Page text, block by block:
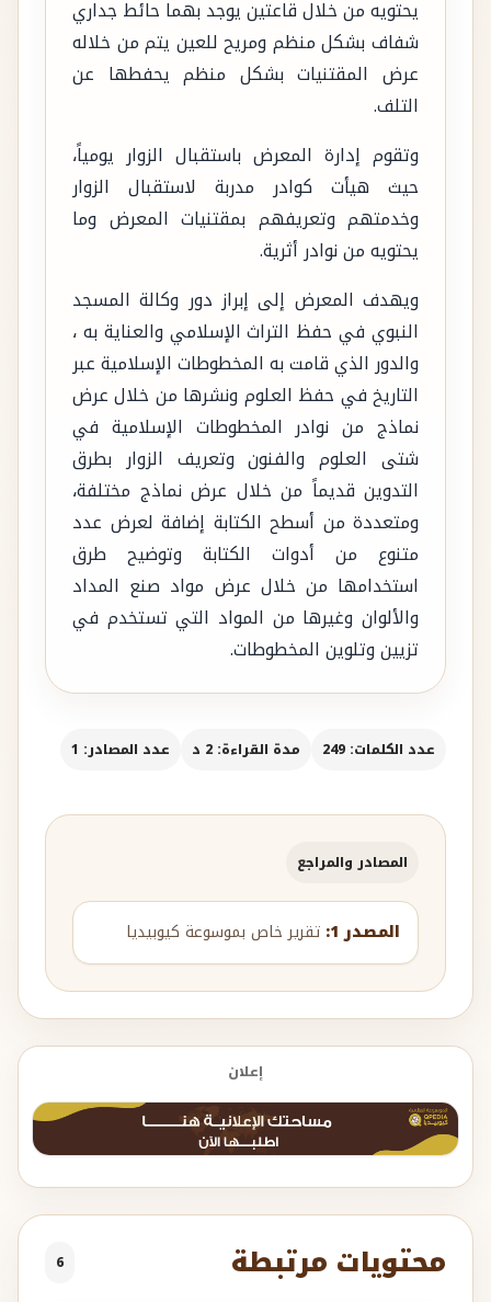
يحتويه من خلال قاعتين يوجد بهما حائط جداري
شفاف بشكل منظم ومريح للعين يتم من خلاله
عرض المقتنيات بشكل منظم يحفطها عن
التلف.
وتقوم إدارة المعرض باستقبال الزوار يومياً،
حيث هيأت كوادر مدربة لاستقبال الزوار
وخدمتهم وتعريفهم بمقتنيات المعرض وما
يحتويه من نوادر أثرية.
ويهدف المعرض إلى إبراز دور وكالة المسجد
النبوي في حفظ التراث الإسلامي والعناية به ،
والدور الذي قامت به المخطوطات الإسلامية عبر
التاريخ في حفظ العلوم ونشرها من خلال عرض
نماذج من نوادر المخطوطات الإسلامية في
شتى العلوم والفنون وتعريف الزوار بطرق
التدوين قديماً من خلال عرض نماذج مختلفة،
ومتعددة من أسطح الكتابة إضافة لعرض عدد
متنوع من أدوات الكتابة وتوضيح طرق
استخدامها من خلال عرض مواد صنع المداد
والألوان وغيرها من المواد التي تستخدم في
تزيين وتلوين المخطوطات.
عدد الكلمات: 249 مدة القراءة: 2 د عدد المصادر: 1
المصادر والمراجع
المصدر 1: تقرير خاص بموسوعة كيوبيديا
إعلان
محتويات مرتبطة 6